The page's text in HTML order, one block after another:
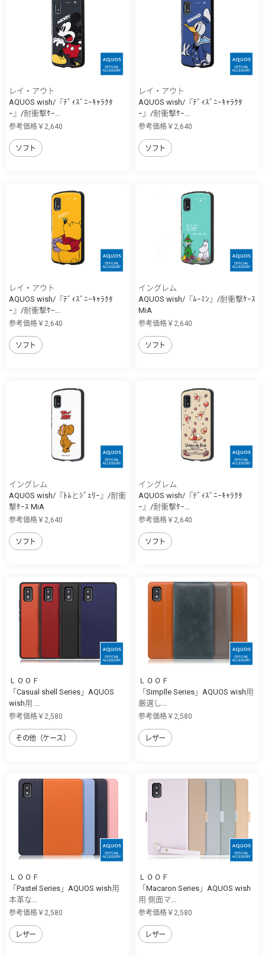
レイ・アウト
AQUOS wish/『ﾃﾞｨｽﾞﾆｰｷｬﾗｸﾀ
ｰ』/耐衝撃ｹｰ...
参考価格￥2,640
ソフト
レイ・アウト
AQUOS wish/『ﾃﾞｨｽﾞﾆｰｷｬﾗｸﾀ
ｰ』/耐衝撃ｹｰ...
参考価格￥2,640
ソフト
レイ・アウト
AQUOS wish/『ﾃﾞｨｽﾞﾆｰｷｬﾗｸﾀ
ｰ』/耐衝撃ｹｰ...
参考価格￥2,640
ソフト
イングレム
AQUOS wish/『ﾑｰﾐﾝ』/耐衝撃ｹｰｽ
MiA
参考価格￥2,640
ソフト
イングレム
AQUOS wish/『ﾄﾑとｼﾞｪﾘｰ』/耐衝
撃ｹｰｽ MiA
参考価格￥2,640
ソフト
イングレム
AQUOS wish/『ﾃﾞｨｽﾞﾆｰｷｬﾗｸﾀ
ｰ』/耐衝撃ｹｰ...
参考価格￥2,640
ソフト
ＬＯＯＦ
「Casual shell Series」AQUOS
wish用 ...
参考価格￥2,580
その他（ケース）
ＬＯＯＦ
「Simplle Series」AQUOS wish用
厳選し...
参考価格￥2,580
レザー
ＬＯＯＦ
「Pastel Series」AQUOS wish用
本革な...
参考価格￥2,580
レザー
ＬＯＯＦ
「Macaron Series」AQUOS wish
用 側面マ...
参考価格￥2,580
レザー